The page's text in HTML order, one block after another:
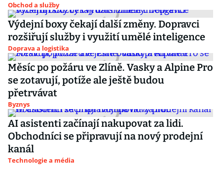
Obchod a služby
Výdejní boxy čekají další změny. Dopravci
rozšiřují služby i využití umělé inteligence
Doprava a logistika
Měsíc po požáru ve Zlíně. Vasky a Alpine Pro
se zotavují, potíže ale ještě budou
přetrvávat
Byznys
AI asistenti začínají nakupovat za lidi.
Obchodníci se připravují na nový prodejní
kanál
Technologie a média